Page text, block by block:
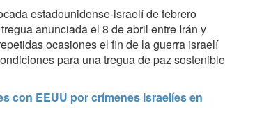
estadounidense-israelí de febrero
anunciada el 8 de abril entre Irán y
ocasiones el fin de la guerra israelí
para una tregua de paz sostenible
con EEUU por crímenes israelíes en